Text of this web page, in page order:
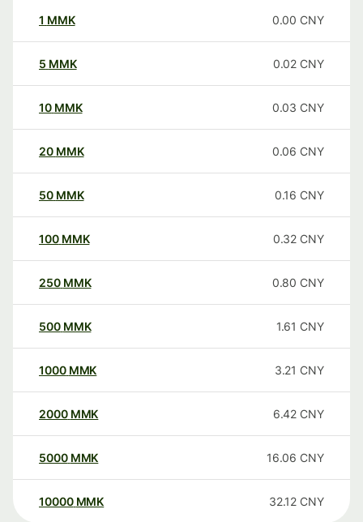
1 MMK 0.00 CNY
5 MMK 0.02 CNY
10 MMK 0.03 CNY
20 MMK 0.06 CNY
50 MMK 0.16 CNY
100 MMK 0.32 CNY
250 MMK 0.80 CNY
500 MMK 1.61 CNY
1000 MMK 3.21 CNY
2000 MMK 6.42 CNY
5000 MMK 16.06 CNY
10000 MMK 32.12 CNY